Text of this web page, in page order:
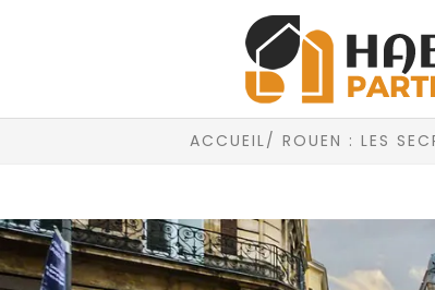
ACCUEIL/ ROUEN : LES